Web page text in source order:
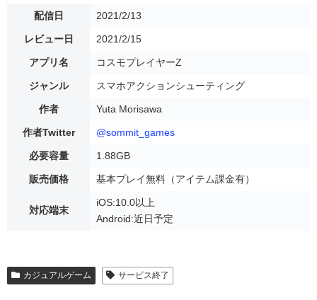
配信日 2021/2/13
レビュー日 2021/2/15
アプリ名 コスモプレイヤーZ
ジャンル スマホアクションシューティング
作者 Yuta Morisawa
作者Twitter @sommit_games
必要容量 1.88GB
販売価格 基本プレイ無料（アイテム課金有）
対応端末
iOS:10.0以上
Android:近日予定
カジュアルゲーム サービス終了